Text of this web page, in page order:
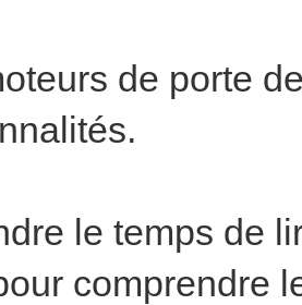
de porte
le temps de
comprendre